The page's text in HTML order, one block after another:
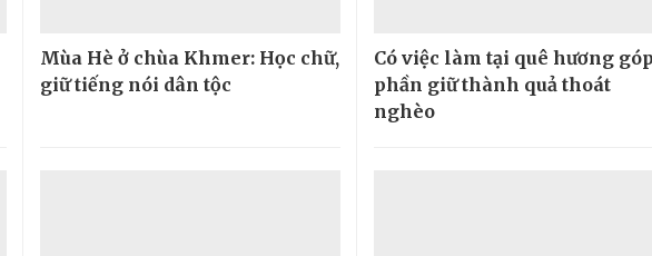
Mùa Hè ở chùa Khmer: Học chữ,
giữ tiếng nói dân tộc
Có việc làm tại quê hương góp
phần giữ thành quả thoát
nghèo